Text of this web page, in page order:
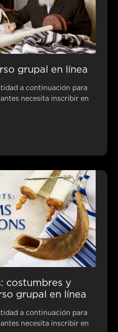
grupal en línea
a continuación para
necesita inscribir en
costumbres y
grupal en línea
a continuación para
necesita inscribir en